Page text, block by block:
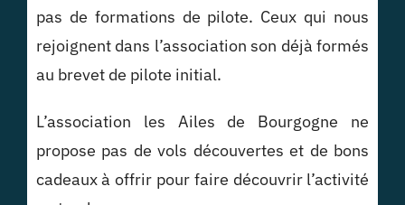
pas de formations de pilote. Ceux qui nous
rejoignent dans l’association son déjà formés
au brevet de pilote initial.
L’association les Ailes de Bourgogne ne
propose pas de vols découvertes et de bons
cadeaux à offrir pour faire découvrir l’activité